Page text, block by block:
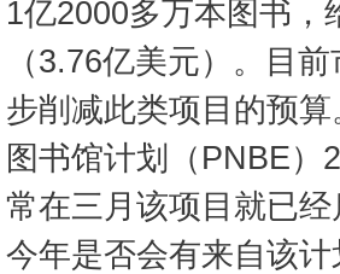
1亿2000多万本图书，
（3.76亿美元）。目
步削减此类项目的预
图书馆计划（PNBE）
常在三月该项目就已
今年是否会有来自该计